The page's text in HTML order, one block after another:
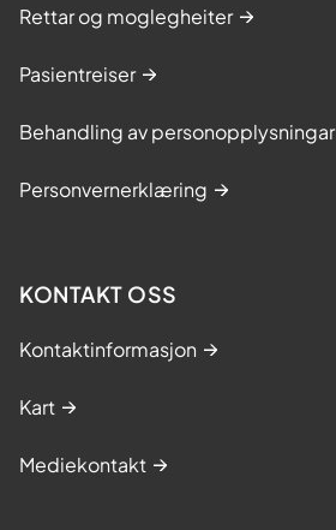
Rettar og moglegheiter
Pasientreiser
Behandling av personopplysningar
Personvernerklæring
KONTAKT OSS
Kontaktinformasjon
Kart
Mediekontakt